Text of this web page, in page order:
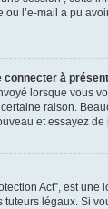
l’e-mail a pu
connecter à
lorsque vous
raison.
et essayez
Act”, est
légaux. Si